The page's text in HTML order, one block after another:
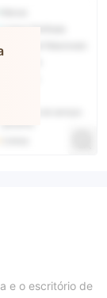
e o escritório de